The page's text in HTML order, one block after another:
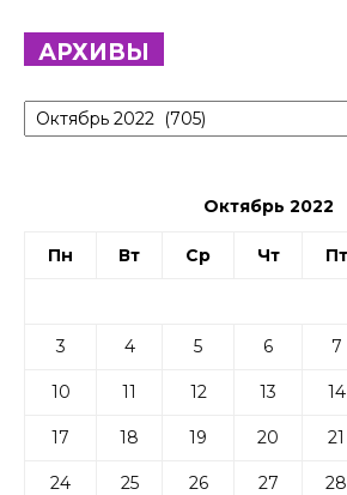
АРХИВЫ
Архивы
Октябрь 2022
Пн Вт Ср Чт Пт
3 4 5 6 7
10 11 12 13 14
17 18 19 20 21
24 25 26 27 28